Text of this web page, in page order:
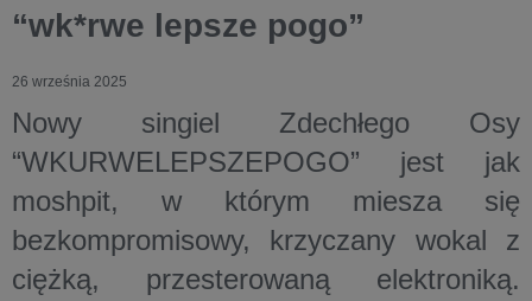
“wk*rwe lepsze pogo”
26 września 2025
Nowy singiel Zdechłego Osy
“WKURWELEPSZEPOGO” jest jak
moshpit, w którym miesza się
bezkompromisowy, krzyczany wokal z
ciężką, przesterowaną elektroniką.